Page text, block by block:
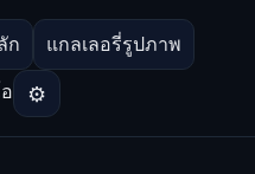
ก
แกลเลอรี่รูปภาพ
⚙